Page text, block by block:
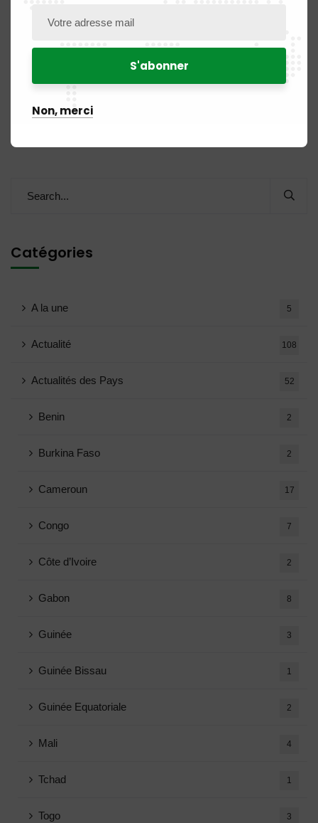
Commentaires récents
Catégories
A la une 5
Actualité 108
Actualités des Pays 52
Benin 2
Burkina Faso 2
Cameroun 17
Congo 7
Côte d’Ivoire 2
Gabon 8
Guinée 3
Guinée Bissau 1
Guinée Equatoriale 2
Mali 4
Tchad 1
Togo 3
Non, merci